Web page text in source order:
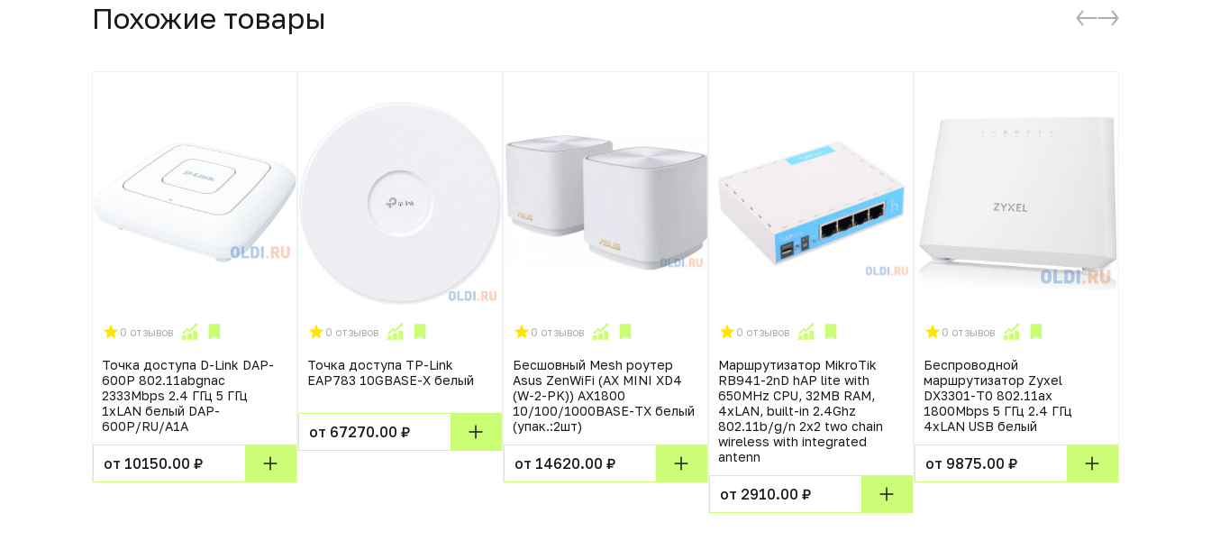
Похожие товары
0 отзывов
Точка доступа D-Link DAP-
600P 802.11abgnac
2333Mbps 2.4 ГГц 5 ГГц
1xLAN белый DAP-
600P/RU/A1A
от 10150.00 ₽
0 отзывов
Точка доступа TP-Link
EAP783 10GBASE-X белый
от 67270.00 ₽
0 отзывов
Бесшовный Mesh роутер
Asus ZenWiFi (AX MINI XD4
(W-2-PK)) AX1800
10/100/1000BASE-TX белый
(упак.:2шт)
от 14620.00 ₽
0 отзывов
Маршрутизатор MikroTik
RB941-2nD hAP lite with
650MHz CPU, 32MB RAM,
4xLAN, built-in 2.4Ghz
802.11b/g/n 2x2 two chain
wireless with integrated
antenn
от 2910.00 ₽
0 отзывов
Беспроводной
маршрутизатор Zyxel
DX3301-T0 802.11ax
1800Mbps 5 ГГц 2.4 ГГц
4xLAN USB белый
от 9875.00 ₽